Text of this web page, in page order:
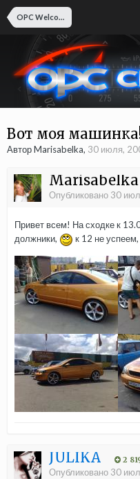
OPC Welcome
Вот моя
Автор Marisabelka, 30 июля,
Marisabelka
Опубликовано 30
Привет всем! На сходке к
должники,
к 12 не
JULIKA 2
Опубликовано 30